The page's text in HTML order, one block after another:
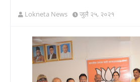
Lokneta News जुलै २५, २०२१